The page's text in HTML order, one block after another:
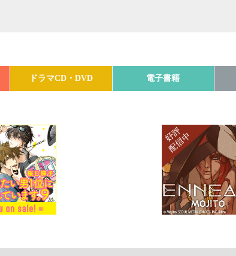
ドラマCD・DVD 電子書籍